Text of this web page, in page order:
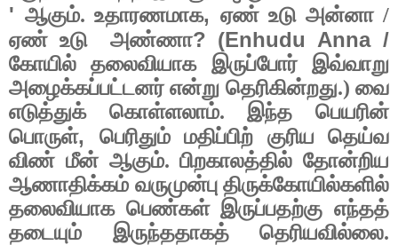
' ஆகும். உதாரணமாக, ஏண் உடு அன்னா /
ஏண் உடு
அண்ணா? (Enhudu Anna /
கோயில் தலைவியாக இருப்போர் இவ்வாறு
அழைக்கப்பட்டனர் என்று தெரிகின்றது.) வை
எடுத்துக் கொள்ளலாம். இந்த பெயரின்
பொருள், பெரிதும் மதிப்பிற் குரிய தெய்வ
விண் மீன் ஆகும். பிறகாலத்தில் தோன்றிய
ஆணாதிக்கம் வருமுன்பு திருக்கோயில்களில்
தலைவியாக பெண்கள் இருப்பதற்கு எந்தத்
தடையும் இருந்ததாகத் தெரியவில்லை.